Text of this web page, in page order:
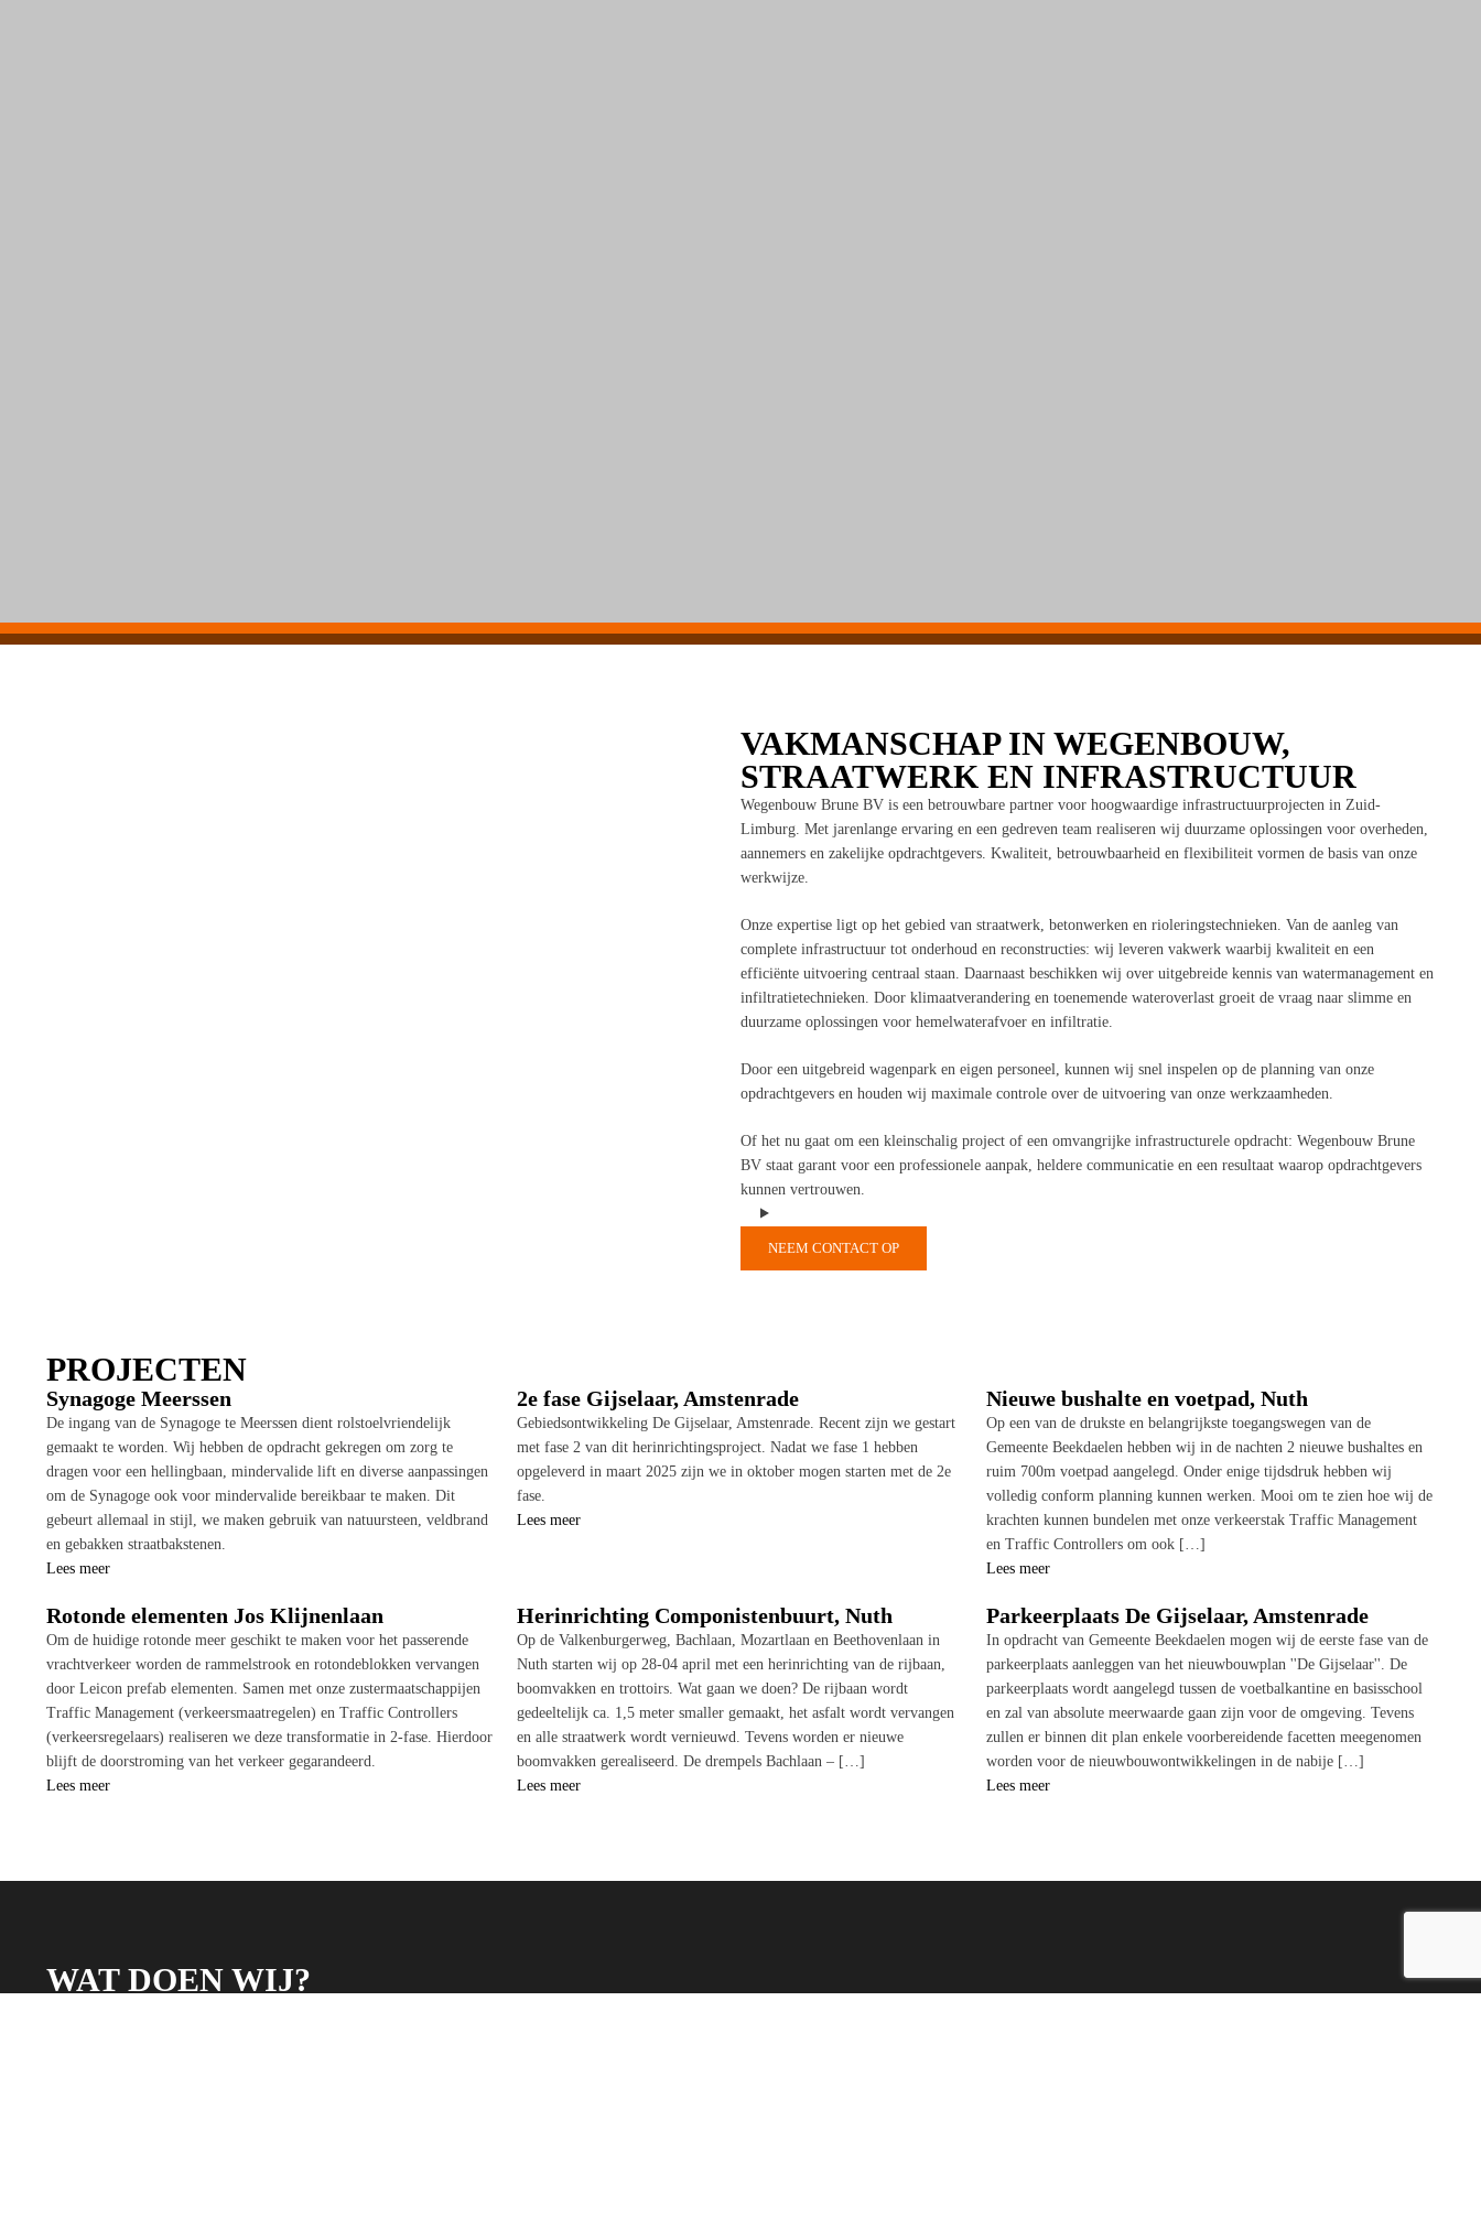
VAKMANSCHAP IN WEGENBOUW,
STRAATWERK EN INFRASTRUCTUUR
Wegenbouw Brune BV is een betrouwbare partner voor hoogwaardige infrastructuurprojecten in Zuid-
Limburg. Met jarenlange ervaring en een gedreven team realiseren wij duurzame oplossingen voor overheden,
aannemers en zakelijke opdrachtgevers. Kwaliteit, betrouwbaarheid en flexibiliteit vormen de basis van onze
werkwijze.
Onze expertise ligt op het gebied van straatwerk, betonwerken en rioleringstechnieken. Van de aanleg van
complete infrastructuur tot onderhoud en reconstructies: wij leveren vakwerk waarbij kwaliteit en een
efficiënte uitvoering centraal staan. Daarnaast beschikken wij over uitgebreide kennis van watermanagement en
infiltratietechnieken. Door klimaatverandering en toenemende wateroverlast groeit de vraag naar slimme en
duurzame oplossingen voor hemelwaterafvoer en infiltratie.
Door een uitgebreid wagenpark en eigen personeel, kunnen wij snel inspelen op de planning van onze
opdrachtgevers en houden wij maximale controle over de uitvoering van onze werkzaamheden.
Of het nu gaat om een kleinschalig project of een omvangrijke infrastructurele opdracht: Wegenbouw Brune
BV staat garant voor een professionele aanpak, heldere communicatie en een resultaat waarop opdrachtgevers
kunnen vertrouwen.
NEEM CONTACT OP
PROJECTEN
Synagoge Meerssen
De ingang van de Synagoge te Meerssen dient rolstoelvriendelijk
gemaakt te worden. Wij hebben de opdracht gekregen om zorg te
dragen voor een hellingbaan, mindervalide lift en diverse aanpassingen
om de Synagoge ook voor mindervalide bereikbaar te maken. Dit
gebeurt allemaal in stijl, we maken gebruik van natuursteen, veldbrand
en gebakken straatbakstenen.
Lees meer
2e fase Gijselaar, Amstenrade
Gebiedsontwikkeling De Gijselaar, Amstenrade. Recent zijn we gestart
met fase 2 van dit herinrichtingsproject. Nadat we fase 1 hebben
opgeleverd in maart 2025 zijn we in oktober mogen starten met de 2e
fase.
Lees meer
Nieuwe bushalte en voetpad, Nuth
Op een van de drukste en belangrijkste toegangswegen van de
Gemeente Beekdaelen hebben wij in de nachten 2 nieuwe bushaltes en
ruim 700m voetpad aangelegd. Onder enige tijdsdruk hebben wij
volledig conform planning kunnen werken. Mooi om te zien hoe wij de
krachten kunnen bundelen met onze verkeerstak Traffic Management
en Traffic Controllers om ook […]
Lees meer
Rotonde elementen Jos Klijnenlaan
Om de huidige rotonde meer geschikt te maken voor het passerende
vrachtverkeer worden de rammelstrook en rotondeblokken vervangen
door Leicon prefab elementen. Samen met onze zustermaatschappijen
Traffic Management (verkeersmaatregelen) en Traffic Controllers
(verkeersregelaars) realiseren we deze transformatie in 2-fase. Hierdoor
blijft de doorstroming van het verkeer gegarandeerd.
Lees meer
Herinrichting Componistenbuurt, Nuth
Op de Valkenburgerweg, Bachlaan, Mozartlaan en Beethovenlaan in
Nuth starten wij op 28-04 april met een herinrichting van de rijbaan,
boomvakken en trottoirs. Wat gaan we doen? De rijbaan wordt
gedeeltelijk ca. 1,5 meter smaller gemaakt, het asfalt wordt vervangen
en alle straatwerk wordt vernieuwd. Tevens worden er nieuwe
boomvakken gerealiseerd. De drempels Bachlaan – […]
Lees meer
Parkeerplaats De Gijselaar, Amstenrade
In opdracht van Gemeente Beekdaelen mogen wij de eerste fase van de
parkeerplaats aanleggen van het nieuwbouwplan ''De Gijselaar''. De
parkeerplaats wordt aangelegd tussen de voetbalkantine en basisschool
en zal van absolute meerwaarde gaan zijn voor de omgeving. Tevens
zullen er binnen dit plan enkele voorbereidende facetten meegenomen
worden voor de nieuwbouwontwikkelingen in de nabije […]
Lees meer
WAT DOEN WIJ?